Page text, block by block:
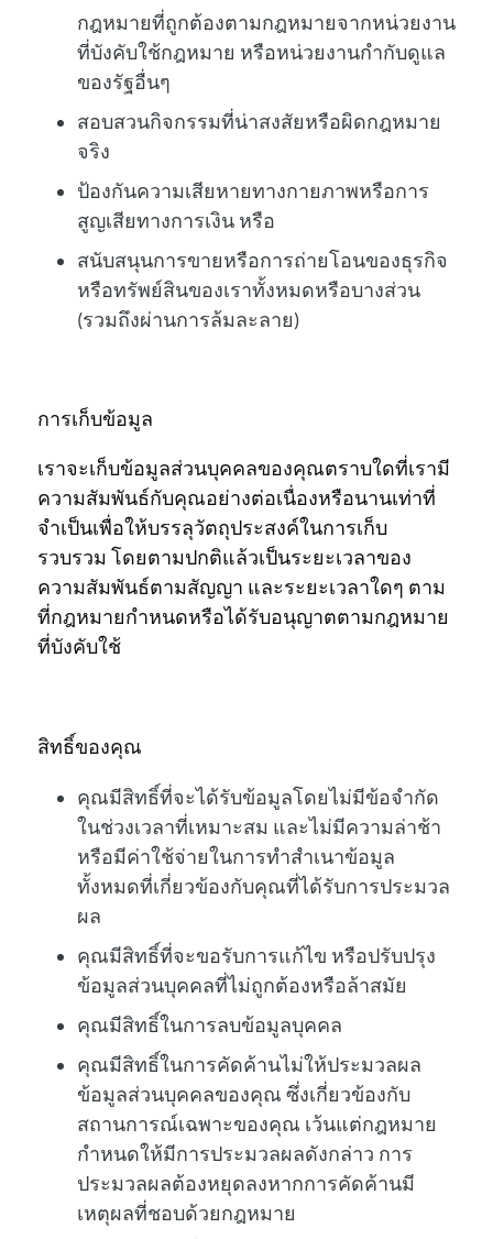
กฎหมายที่ถูกต้องตามกฎหมายจากหน่วยงาน
ที่บังคับใช้กฎหมาย หรือหน่วยงานกำกับดูแล
ของรัฐอื่นๆ
สอบสวนกิจกรรมที่น่าสงสัยหรือผิดกฎหมาย
จริง
ป้องกันความเสียหายทางกายภาพหรือการ
สูญเสียทางการเงิน หรือ
สนับสนุนการขายหรือการถ่ายโอนของธุรกิจ
หรือทรัพย์สินของเราทั้งหมดหรือบางส่วน
(รวมถึงผ่านการล้มละลาย)
การเก็บข้อมูล
เราจะเก็บข้อมูลส่วนบุคคลของคุณตราบใดที่เรามี
ความสัมพันธ์กับคุณอย่างต่อเนื่องหรือนานเท่าที่
จำเป็นเพื่อให้บรรลุวัตถุประสงค์ในการเก็บ
รวบรวม โดยตามปกติแล้วเป็นระยะเวลาของ
ความสัมพันธ์ตามสัญญา และระยะเวลาใดๆ ตาม
ที่กฎหมายกำหนดหรือได้รับอนุญาตตามกฎหมาย
ที่บังคับใช้
สิทธิ์ของคุณ
คุณมีสิทธิ์ที่จะได้รับข้อมูลโดยไม่มีข้อจำกัด
ในช่วงเวลาที่เหมาะสม และไม่มีความล่าช้า
หรือมีค่าใช้จ่ายในการทำสำเนาข้อมูล
ทั้งหมดที่เกี่ยวข้องกับคุณที่ได้รับการประมวล
ผล
คุณมีสิทธิ์ที่จะขอรับการแก้ไข หรือปรับปรุง
ข้อมูลส่วนบุคคลที่ไม่ถูกต้องหรือล้าสมัย
คุณมีสิทธิ์ในการลบข้อมูลบุคคล
คุณมีสิทธิ์ในการคัดค้านไม่ให้ประมวลผล
ข้อมูลส่วนบุคคลของคุณ ซึ่งเกี่ยวข้องกับ
สถานการณ์เฉพาะของคุณ เว้นแต่กฎหมาย
กำหนดให้มีการประมวลผลดังกล่าว การ
ประมวลผลต้องหยุดลงหากการคัดค้านมี
เหตุผลที่ชอบด้วยกฎหมาย